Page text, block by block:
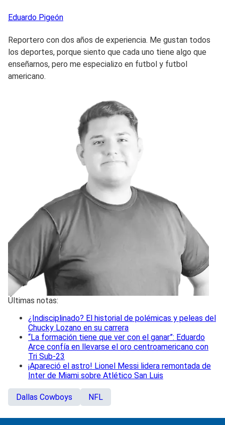
Eduardo Pigeón
Reportero con dos años de experiencia. Me gustan todos
los deportes, porque siento que cada uno tiene algo que
enseñarnos, pero me especializo en futbol y futbol
americano.
Últimas notas:
¿Indisciplinado? El historial de polémicas y peleas del
Chucky Lozano en su carrera
“La formación tiene que ver con el ganar”: Eduardo
Arce confía en llevarse el oro centroamericano con
Tri Sub-23
¡Apareció el astro! Lionel Messi lidera remontada de
Inter de Miami sobre Atlético San Luis
Dallas Cowboys NFL